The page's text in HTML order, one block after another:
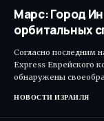
Марс: Город
орбитальных
Согласно последним
Express Еврейского
обнаружены
НОВОСТИ ИЗРАИЛЯ